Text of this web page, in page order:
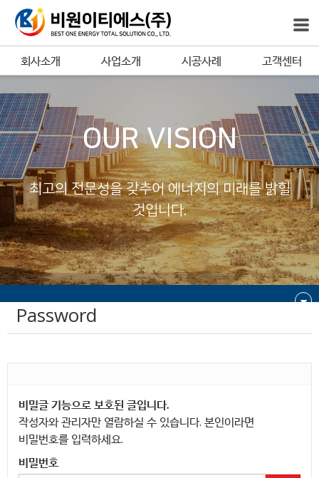
회사소개 사업소개 시공사례 고객센터
OUR VISION
최고의 전문성을 갖추어 에너지의 미래를 밝힐
것입니다.
Password
비밀글 기능으로 보호된 글입니다.
작성자와 관리자만 열람하실 수 있습니다. 본인이라면
비밀번호를 입력하세요.
비밀번호